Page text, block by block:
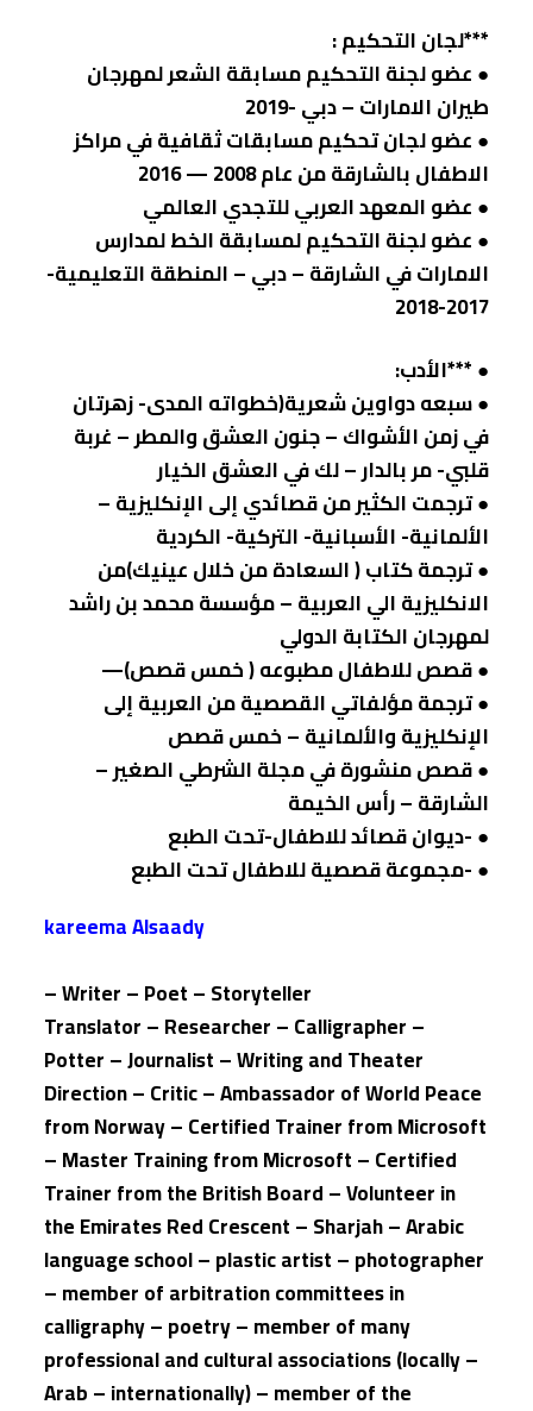
***لجان التحكيم :
● عضو لجنة التحكيم مسابقة الشعر لمهرجان
طيران الامارات – دبي -2019
● عضو لجان تحكيم مسابقات ثقافية في مراكز
الاطفال بالشارقة من عام 2008 — 2016
● عضو المعهد العربي للتجدي العالمي
● عضو لجنة التحكيم لمسابقة الخط لمدارس
الامارات في الشارقة – دبي – المنطقة التعليمية-
2017-2018
● ***الأدب:
● سبعه دواوين شعرية(خطواته المدى- زهرتان
في زمن الأشواك – جنون العشق والمطر – غربة
قلبي- مر بالدار – لك في العشق الخيار
● ترجمت الكثير من قصائدي إلى الإنكليزية –
الألمانية- الأسبانية- التركية- الكردية
● ترجمة كتاب ( السعادة من خلال عينيك)من
الانكليزية الي العربية – مؤسسة محمد بن راشد
لمهرجان الكتابة الدولي
● قصص للاطفال مطبوعه ( خمس قصص)—
● ترجمة مؤلفاتي القصصية من العربية إلى
الإنكليزية والألمانية – خمس قصص
● قصص منشورة في مجلة الشرطي الصغير –
الشارقة – رأس الخيمة
● -ديوان قصائد للاطفال-تحت الطبع
● -مجموعة قصصية للاطفال تحت الطبع
kareema Alsaady
Writer – Poet – Storyteller –
Translator – Researcher – Calligrapher –
Potter – Journalist – Writing and Theater
Direction – Critic – Ambassador of World Peace
from Norway – Certified Trainer from Microsoft
– Master Training from Microsoft – Certified
Trainer from the British Board – Volunteer in
the Emirates Red Crescent – Sharjah – Arabic
language school – plastic artist – photographer
– member of arbitration committees in
calligraphy – poetry – member of many
professional and cultural associations (locally –
Arab – internationally) – member of the